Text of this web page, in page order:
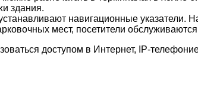
здания.
навигационные указатели.
мест, посетители
доступом в Интернет, IP-